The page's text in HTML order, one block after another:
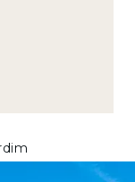
de leitura,
espaço ideal